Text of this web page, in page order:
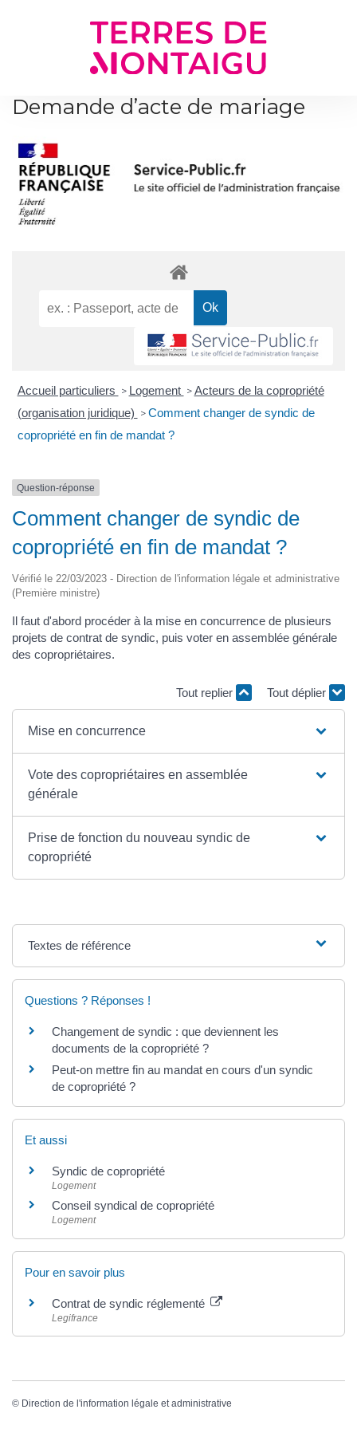
Demande d’acte de mariage
Accueil particuliers > Logement > Acteurs de la copropriété
(organisation juridique) > Comment changer de syndic de
copropriété en fin de mandat ?
Question-réponse
Comment changer de syndic de
copropriété en fin de mandat ?
Vérifié le 22/03/2023 - Direction de l'information légale et administrative
(Première ministre)
Il faut d'abord procéder à la mise en concurrence de plusieurs
projets de contrat de syndic, puis voter en assemblée générale
des copropriétaires.
Tout replier Tout déplier
Mise en concurrence
Vote des copropriétaires en assemblée
générale
Prise de fonction du nouveau syndic de
copropriété
Textes de référence
Questions ? Réponses !
Changement de syndic : que deviennent les
documents de la copropriété ?
Peut-on mettre fin au mandat en cours d'un syndic
de copropriété ?
Et aussi
Syndic de copropriété
Logement
Conseil syndical de copropriété
Logement
Pour en savoir plus
Contrat de syndic réglementé
Legifrance
© Direction de l'information légale et administrative